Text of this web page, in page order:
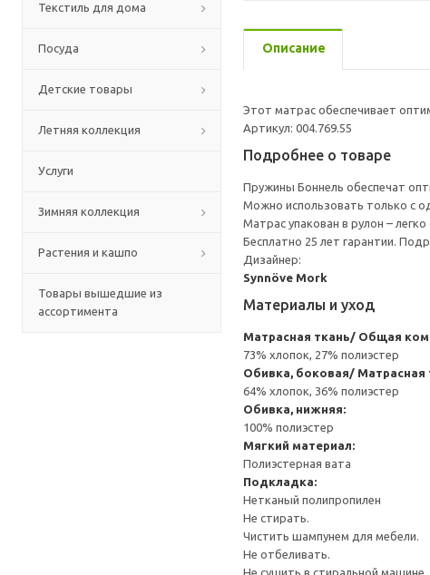
Текстиль для дома
Посуда
Детские товары
Летняя коллекция
Услуги
Зимняя коллекция
Растения и кашпо
Товары вышедшие из
ассортимента
Описание
Этот матрас обеспечивает
Артикул: 004.769.55
Подробнее о товаре
Пружины Боннель обеспечат
Можно использовать только с
Матрас упакован в рулон –
Бесплатно 25 лет гарантии.
Дизайнер:
Synnöve Mork
Материалы и уход
Матрасная ткань/ Общая
73% хлопок, 27% полиэстер
Обивка, боковая/ Матрасная
64% хлопок, 36% полиэстер
Обивка, нижняя:
100% полиэстер
Мягкий материал:
Полиэстерная вата
Подкладка:
Нетканый полипропилен
Не стирать.
Чистить шампунем для мебели.
Не отбеливать.
Не сушить в стиральной машине.